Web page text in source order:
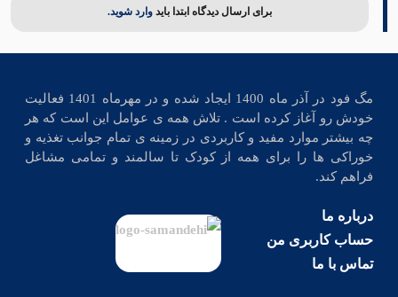
برای ارسال دیدگاه ابتدا باید وارد شوید.
مگ فود در آذر ماه 1400 ایجاد شده و در مهرماه 1401 فعالیت
خودش رو آغاز کرده است . تلاش همه ی عوامل این است که هر
چه بیشتر موارد مفید و کاربردی در زمینه ی تمام جوانب تغذیه و
خوراکی ها را برای همه از کودک تا سالمند و تمامی مشاغل
فراهم کند.
درباره ما
حساب کاربری من
تماس با ما